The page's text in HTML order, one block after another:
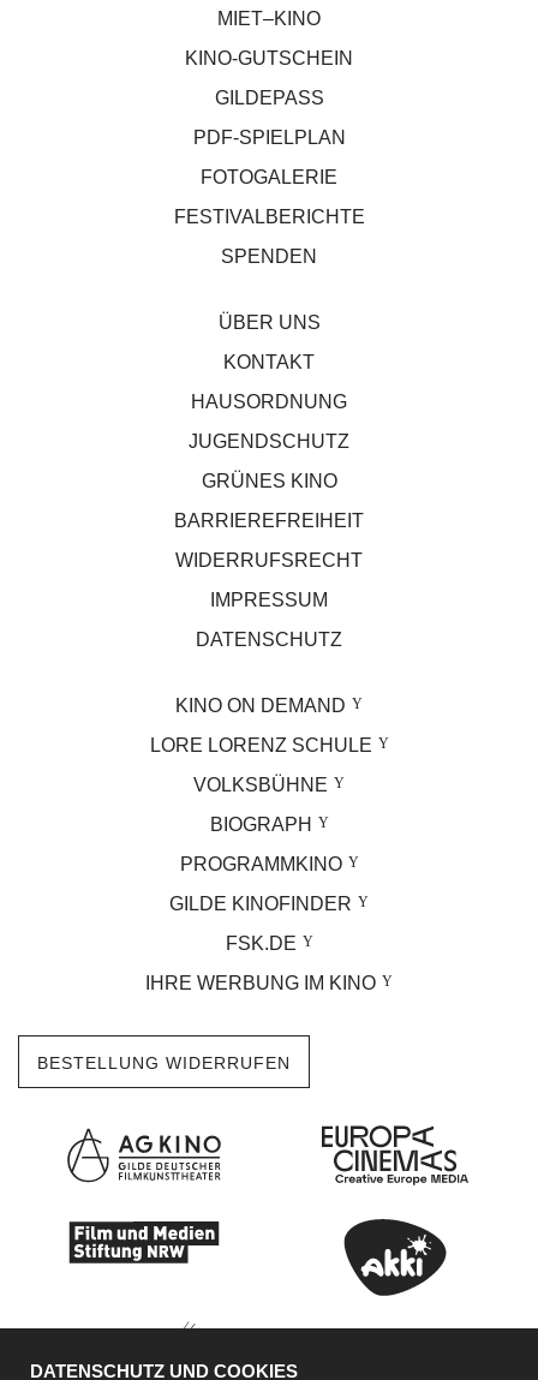
MIET–KINO
KINO-GUTSCHEIN
GILDEPASS
PDF-SPIELPLAN
FOTOGALERIE
FESTIVALBERICHTE
SPENDEN
ÜBER UNS
KONTAKT
HAUSORDNUNG
JUGENDSCHUTZ
GRÜNES KINO
BARRIEREFREIHEIT
WIDERRUFSRECHT
IMPRESSUM
DATENSCHUTZ
KINO ON DEMAND
LORE LORENZ SCHULE
VOLKSBÜHNE
BIOGRAPH
PROGRAMMKINO
GILDE KINOFINDER
FSK.DE
IHRE WERBUNG IM KINO
BESTELLUNG WIDERRUFEN
DATENSCHUTZ UND COOKIES